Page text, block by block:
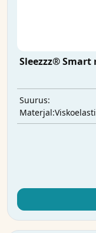
Sleezzz®
Suurus:
Materjal: